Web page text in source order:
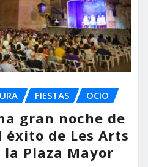
FIESTAS OCIO
gran noche de
éxito de Les Arts
Plaza Mayor